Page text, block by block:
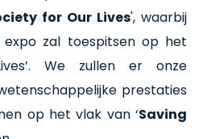
for Our Lives', waarbij
expo zal toespitsen op het
We zullen er onze
prestaties
op het vlak van ‘Saving